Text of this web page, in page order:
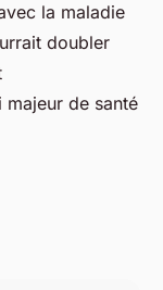
la maladie
doubler
de santé